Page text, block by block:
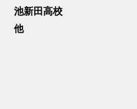
池新田高校
他